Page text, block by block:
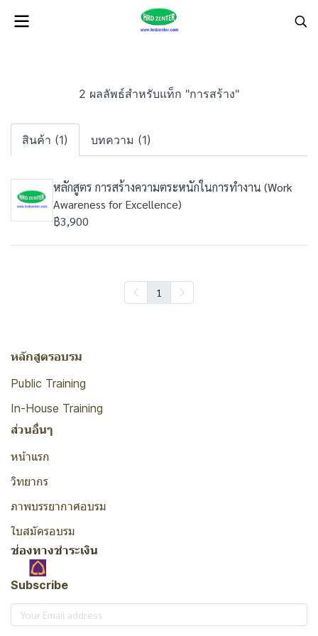
2 ผลลัพธ์สำหรับแท็ก "การสร้าง"
สินค้า (1) บทความ (1)
หลักสูตร การสร้างความตระหนักในการทำงาน (Work
Awareness for Excellence)
฿3,900
1
หลักสูตรอบรม
Public Training
In-House Training
ส่วนอื่นๆ
หน้าแรก
วิทยากร
ภาพบรรยากาศอบรม
ใบสมัครอบรม
ช่องทางชำระเงิน
Subscribe